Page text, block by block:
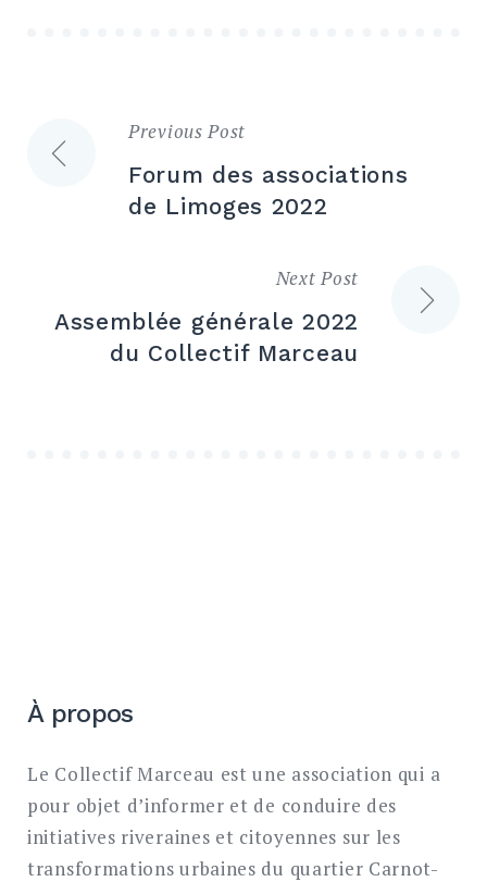
Navigation
Previous Post
Forum des associations
de Limoges 2022
Next Post
Assemblée générale 2022
du Collectif Marceau
À propos
Le Collectif Marceau est une association qui a
pour objet d’informer et de conduire des
initiatives riveraines et citoyennes sur les
transformations urbaines du quartier Carnot-